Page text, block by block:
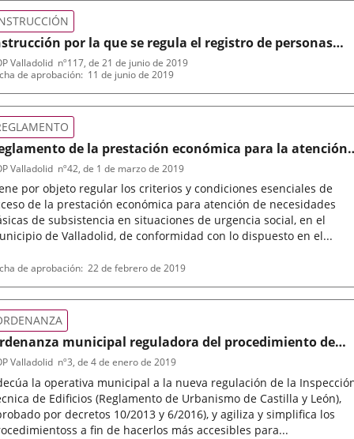
por la que se regula el registro de personas
en materia de formación del
Valladolid
Valladolid nº117, de 21 de junio de 2019
de aprobación 11 de junio de 2019
de la prestación económica para la atención
necesidades básicas de subsistencia en situaciones de
social
por objeto regular los criterios y condiciones esenciales de
de la prestación económica para atención de necesidades
de subsistencia en situaciones de urgencia social, en el
de Valladolid, de conformidad con lo dispuesto en el...
Valladolid nº42, de 1 de marzo de 2019
de aprobación 22 de febrero de 2019
municipal reguladora del procedimiento de
de la Inspección Técnica de Edificaciones
la operativa municipal a la nueva regulación de la
de Edificios (Reglamento de Urbanismo de Castilla y León),
por decretos 10/2013 y 6/2016), y agiliza y simplifica los
a fin de hacerlos más accesibles para...
Valladolid nº3, de 4 de enero de 2019